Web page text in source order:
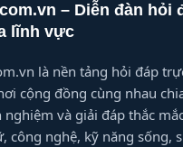
– Diễn đàn hỏi
lĩnh vực
là nền tảng hỏi đáp
cộng đồng cùng nhau
và giải đáp thắc
công nghệ, kỹ năng sống,